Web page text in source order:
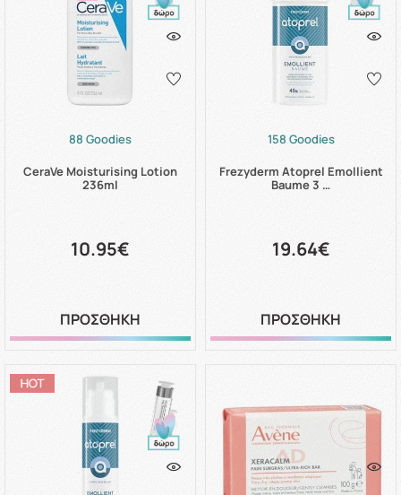
88 Goodies
CeraVe Moisturising Lotion
236ml
10.95€
ΠΡΟΣΘΗΚΗ
158 Goodies
Frezyderm Atoprel Emollient
Baume 3 …
19.64€
ΠΡΟΣΘΗΚΗ